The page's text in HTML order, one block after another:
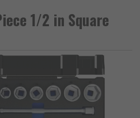
1/2 in Square